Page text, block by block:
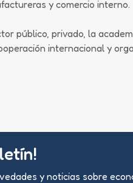
y comercio interno.
público, privado, la
internacional y
y noticias sobre